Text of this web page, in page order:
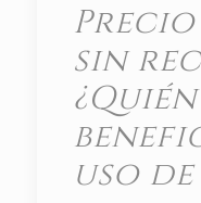
sin
uso